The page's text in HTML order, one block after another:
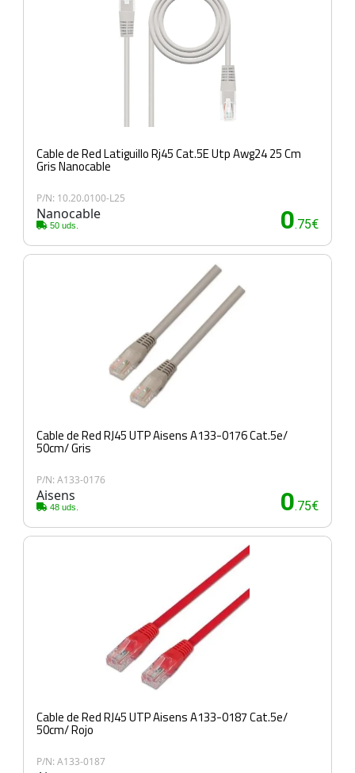
Cable de Red Latiguillo Rj45 Cat.5E Utp Awg24 25 Cm
Gris Nanocable
P/N: 10.20.0100-L25
Nanocable
50 uds. 0.75€
Cable de Red RJ45 UTP Aisens A133-0176 Cat.5e/
50cm/ Gris
P/N: A133-0176
Aisens
48 uds. 0.75€
Cable de Red RJ45 UTP Aisens A133-0187 Cat.5e/
50cm/ Rojo
P/N: A133-0187